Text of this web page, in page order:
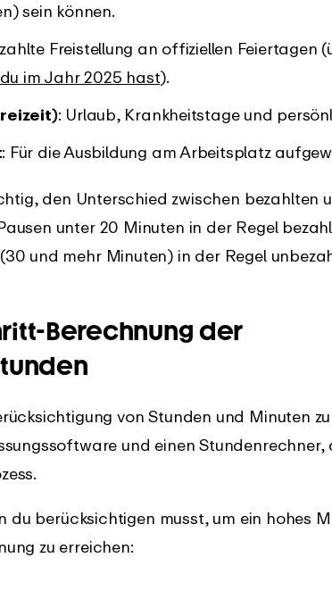
sein können.
Freistellung an offiziellen Feiertagen
im Jahr 2025 hast).
: Urlaub, Krankheitstage und
: Für die Ausbildung am Arbeitsplatz
den Unterschied zwischen bezahlten
unter 20 Minuten in der Regel
und mehr Minuten) in der Regel
Berechnung der
von Stunden und Minuten
und einen Stundenrechner,
du berücksichtigen musst, um ein hohes
zu erreichen: